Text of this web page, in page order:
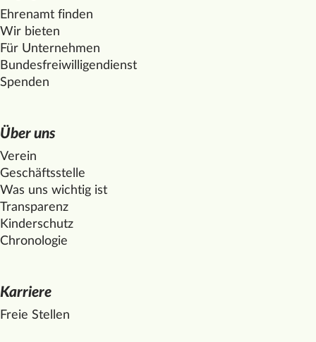
Ehrenamt finden
Wir bieten
Für Unternehmen
Bundesfreiwilligendienst
Spenden
Über uns
Verein
Geschäftsstelle
Was uns wichtig ist
Transparenz
Kinderschutz
Chronologie
Karriere
Freie Stellen